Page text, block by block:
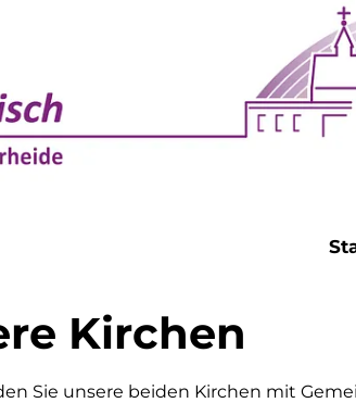
Kirchen
Sie unsere beiden Kirchen mit